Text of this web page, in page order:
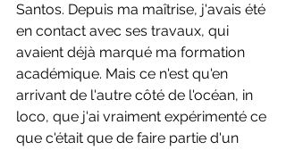
Santos. Depuis ma maîtrise, j'avais été
en contact avec ses travaux, qui
avaient déjà marqué ma formation
académique. Mais ce n'est qu'en
arrivant de l'autre côté de l'océan, in
loco, que j'ai vraiment expérimenté ce
que c'était que de faire partie d'un